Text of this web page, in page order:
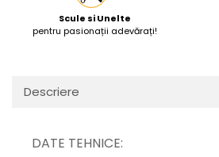
Utilaje constructie
Scule si Unelte
pentru pasionații adevărați!
Descriere
DATE TEHNICE: